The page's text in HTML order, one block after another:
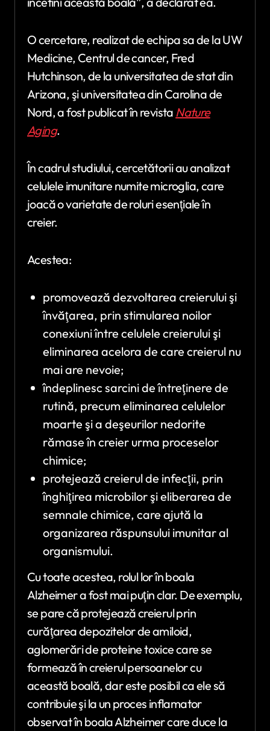
O cercetare, realizat de echipa sa de la UW
Medicine, Centrul de cancer, Fred
Hutchinson, de la universitatea de stat din
Arizona, şi universitatea din Carolina de
Nord, a fost publicat în revista Nature
Aging.
În cadrul studiului, cercetătorii au analizat
celulele imunitare numite microglia, care
joacă o varietate de roluri esenţiale în
creier.
Acestea:
promovează dezvoltarea creierului şi
învăţarea, prin stimularea noilor
conexiuni între celulele creierului şi
eliminarea acelora de care creierul nu
mai are nevoie;
îndeplinesc sarcini de întreţinere de
rutină, precum eliminarea celulelor
moarte şi a deşeurilor nedorite
rămase în creier urma proceselor
chimice;
protejează creierul de infecţii, prin
înghiţirea microbilor şi eliberarea de
semnale chimice, care ajută la
organizarea răspunsului imunitar al
organismului.
Cu toate acestea, rolul lor în boala
Alzheimer a fost mai puţin clar. De exemplu,
se pare că protejează creierul prin
curăţarea depozitelor de amiloid,
aglomerări de proteine toxice care se
formează în creierul persoanelor cu
această boală, dar este posibil ca ele să
contribuie şi la un proces inflamator
observat în boala Alzheimer care duce la